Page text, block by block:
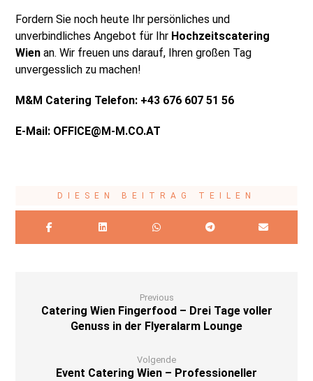
Fordern Sie noch heute Ihr persönliches und
unverbindliches Angebot für Ihr Hochzeitscatering
Wien an. Wir freuen uns darauf, Ihren großen Tag
unvergesslich zu machen!
M&M Catering Telefon: +43 676 607 51 56
E-Mail: OFFICE@M-M.CO.AT
Previous
Catering Wien Fingerfood – Drei Tage voller
Genuss in der Flyeralarm Lounge
Volgende
Event Catering Wien – Professioneller